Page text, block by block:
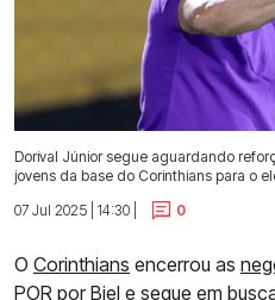
Dorival Júnior segue aguardando
jovens da base do Corinthians para o
07 Jul 2025 | 14:30 |
0
O Corinthians encerrou as
POR por Biel e segue em